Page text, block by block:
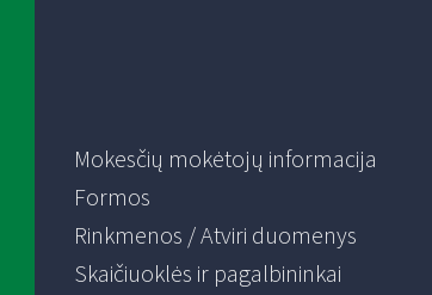
Mokesčių mokėtojų informacija
Formos
Rinkmenos / Atviri duomenys
Skaičiuoklės ir pagalbininkai